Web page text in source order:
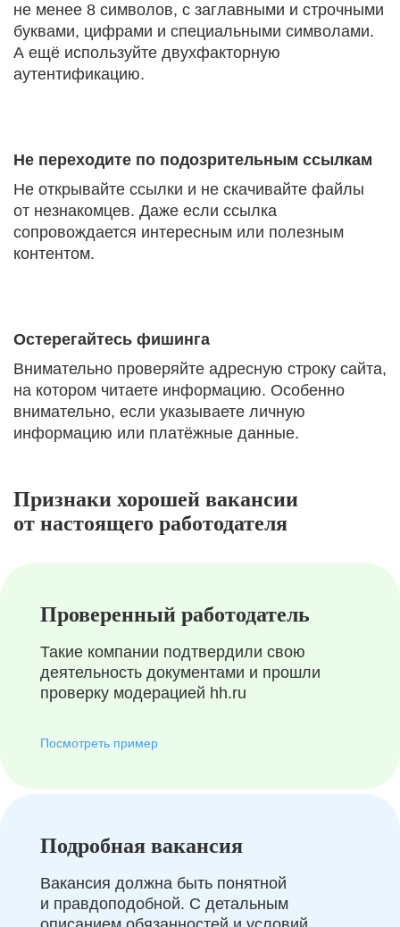
не менее 8 символов, с заглавными и строчными
буквами, цифрами и специальными символами.
А ещё используйте двухфакторную
аутентификацию.
Не переходите по подозрительным ссылкам
Не открывайте ссылки и не скачивайте файлы
от незнакомцев. Даже если ссылка
сопровождается интересным или полезным
контентом.
Остерегайтесь фишинга
Внимательно проверяйте адресную строку сайта,
на котором читаете информацию. Особенно
внимательно, если указываете личную
информацию или платёжные данные.
Признаки хорошей вакансии
от настоящего работодателя
Проверенный работодатель
Такие компании подтвердили свою
деятельность документами и прошли
проверку модерацией hh.ru
Посмотреть пример
Подробная вакансия
Вакансия должна быть понятной
и правдоподобной. С детальным